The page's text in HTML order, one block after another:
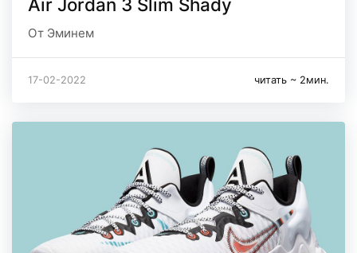
От Эминем
17-02-2022 читать ~ 2мин.